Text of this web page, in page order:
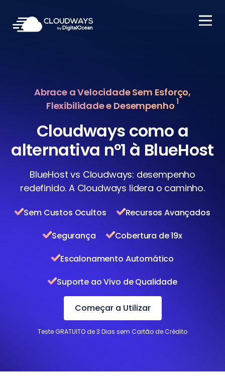
Open Nav
Abrace a Velocidade Sem Esforço,
Flexibilidade e Desempenho 1
Cloudways como a
alternativa nº1 à BlueHost
BlueHost vs Cloudways: desempenho
redefinido. A Cloudways lidera o caminho.
Sem Custos Ocultos
Recursos Avançados
Segurança
Cobertura de 19x
Escalonamento Automático
Suporte ao Vivo de Qualidade
Começar a Utilizar
Teste GRATUITO de 3 Dias sem Cartão de Crédito